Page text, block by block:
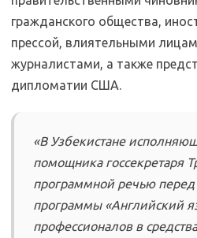
гражданского общества,
прессой, влиятельными
журналистами, а также
дипломатии США.
«В Узбекистане
помощника госсекретаря
программной речью
программы «Английский
профессионалов в